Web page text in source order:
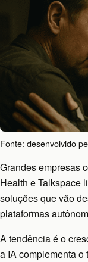
Fonte: desenvolvido
Grandes empresas
Health e Talkspace
soluções que vão
plataformas
A tendência é o
a IA complementa o